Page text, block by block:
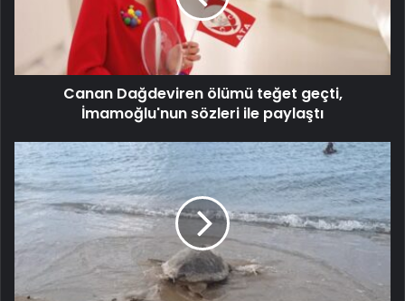
Canan Dağdeviren ölümü teğet geçti,
İmamoğlu'nun sözleri ile paylaştı